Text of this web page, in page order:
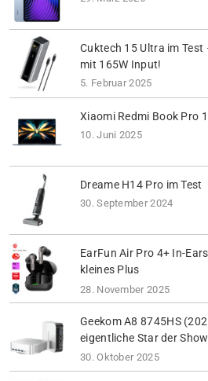
Cuktech 15 Ultra im
mit 165W Input!
5. Februar 2025
Xiaomi Redmi Book Pro
10. Juni 2025
Dreame H14 Pro im Test
30. September 2024
EarFun Air Pro 4+ In-
kleines Plus
28. November 2025
Geekom A8 8745HS
eigentliche Star der
30. Oktober 2025